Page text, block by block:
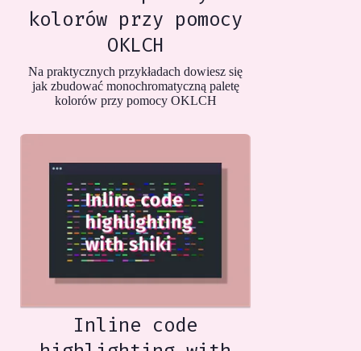
kolorów przy pomocy
OKLCH
Na praktycznych przykładach dowiesz się
jak zbudować monochromatyczną paletę
kolorów przy pomocy OKLCH
Inline code